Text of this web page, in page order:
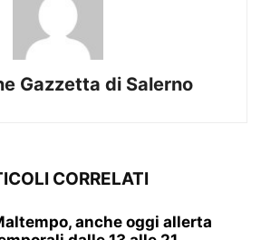
Gazzetta di Salerno
CORRELATI
anche oggi allerta